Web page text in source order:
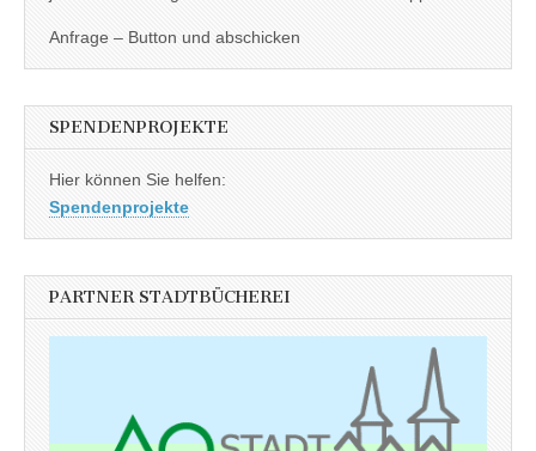
Anfrage – Button und abschicken
SPENDENPROJEKTE
Hier können Sie helfen:
Spendenprojekte
PARTNER STADTBÜCHEREI